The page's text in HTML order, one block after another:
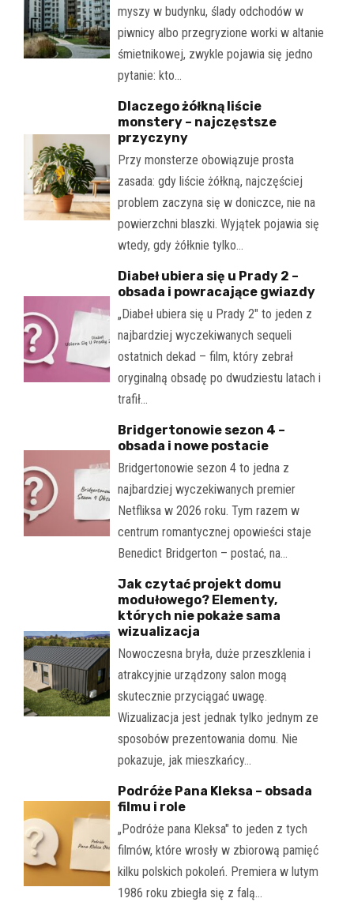
myszy w budynku, ślady odchodów w
piwnicy albo przegryzione worki w altanie
śmietnikowej, zwykle pojawia się jedno
pytanie: kto…
Dlaczego żółkną liście
monstery – najczęstsze
przyczyny
Przy monsterze obowiązuje prosta
zasada: gdy liście żółkną, najczęściej
problem zaczyna się w doniczce, nie na
powierzchni blaszki. Wyjątek pojawia się
wtedy, gdy żółknie tylko…
Diabeł ubiera się u Prady 2 –
obsada i powracające gwiazdy
„Diabeł ubiera się u Prady 2" to jeden z
najbardziej wyczekiwanych sequeli
ostatnich dekad – film, który zebrał
oryginalną obsadę po dwudziestu latach i
trafił…
Bridgertonowie sezon 4 –
obsada i nowe postacie
Bridgertonowie sezon 4 to jedna z
najbardziej wyczekiwanych premier
Netfliksa w 2026 roku. Tym razem w
centrum romantycznej opowieści staje
Benedict Bridgerton – postać, na…
Jak czytać projekt domu
modułowego? Elementy,
których nie pokaże sama
wizualizacja
Nowoczesna bryła, duże przeszklenia i
atrakcyjnie urządzony salon mogą
skutecznie przyciągać uwagę.
Wizualizacja jest jednak tylko jednym ze
sposobów prezentowania domu. Nie
pokazuje, jak mieszkańcy…
Podróże Pana Kleksa – obsada
filmu i role
„Podróże pana Kleksa" to jeden z tych
filmów, które wrosły w zbiorową pamięć
kilku polskich pokoleń. Premiera w lutym
1986 roku zbiegła się z falą…